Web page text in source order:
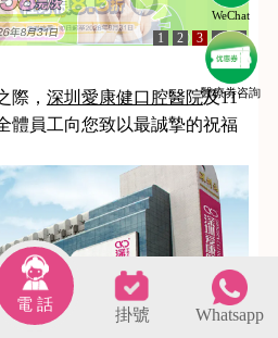
WeChat
醫療劵咨詢
1 2 3 4 5
， 深圳愛康健口腔醫院及11
體員工向您致以最誠摯的祝福
電 話
掛號 Whatsapp